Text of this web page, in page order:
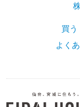
買う
よく